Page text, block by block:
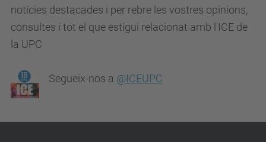
notícies destacades i per rebre les vostres opinions,
consultes i tot el que estigui relacionat amb l'ICE de
la UPC
Segueix-nos a @ICEUPC